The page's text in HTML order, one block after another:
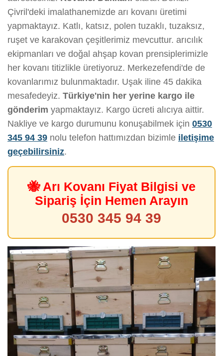
Çivril'deki imalathanemizde arı kovanı üretimi
yapmaktayız. Katlı, katsız, polen tuzaklı, tuzaksız,
ruşet ve karakovan çeşitlerimiz mevcuttur. arıcılık
ekipmanları ve doğal ahşap kovan prensiplerimizle
her kovanı titizlikle üretiyoruz. Merkezefendi'de de
kovanlarımız bulunmaktadır. Uşak iline 45 dakika
mesafedeyiz. Türkiye'nin her yerine kargo ile
gönderim yapmaktayız. Kargo ücreti alıcıya aittir.
Nakliye ve kargo durumunu konuşabilmek için 0530
345 94 39 nolu telefon hattımızdan bizimle iletişime
geçebilirsiniz.
🐝 Arı Kovanı Fiyat Bilgisi ve
Sipariş İçin Hemen Arayın
0530 345 94 39